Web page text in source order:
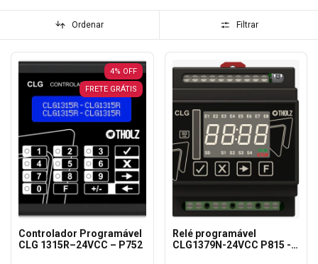
Ordenar Filtrar
4% OFF
FRETE GRÁTIS
Controlador Programável
CLG 1315R–24VCC – P752
Relé programável
CLG1379N-24VCC P815 -